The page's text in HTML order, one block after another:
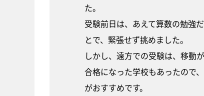
た。
受験前日は、あえて算数の勉強
とで、緊張せず挑めました。
しかし、遠方での受験は、移動
合格になった学校もあったので
がおすすめです。